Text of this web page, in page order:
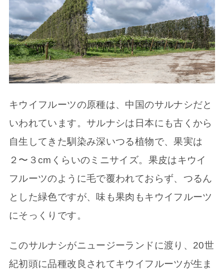
キウイフルーツの原種は、中国のサルナシだと
いわれています。サルナシは日本にも古くから
自生してきた馴染み深いつる植物で、果実は
２〜３cmくらいのミニサイズ。果皮はキウイ
フルーツのように毛で覆われておらず、つるん
とした緑色ですが、味も果肉もキウイフルーツ
にそっくりです。
このサルナシがニュージーランドに渡り、20世
紀初頭に品種改良されてキウイフルーツが生ま